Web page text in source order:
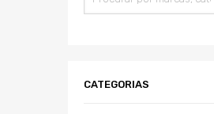
CATEGORIAS